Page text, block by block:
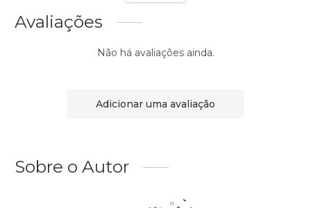
Avaliações
Não há avaliações ainda.
Adicionar uma avaliação
Sobre o Autor